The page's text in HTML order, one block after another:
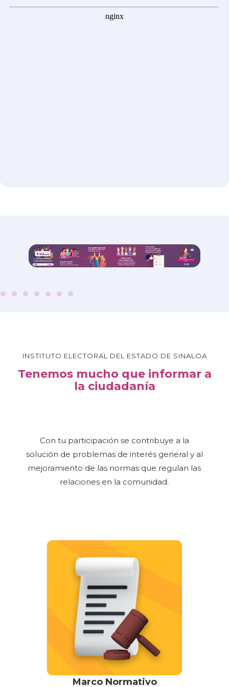
INSTITUTO ELECTORAL DEL ESTADO DE SINALOA
Tenemos mucho que informar a
la ciudadanía
Con tu participación se contribuye a la
solución de problemas de interés general y al
mejoramiento de las normas que regulan las
relaciones en la comunidad.
Marco Normativo